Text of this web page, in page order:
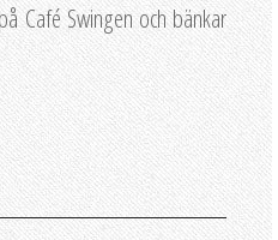
Café Swingen och bänkar